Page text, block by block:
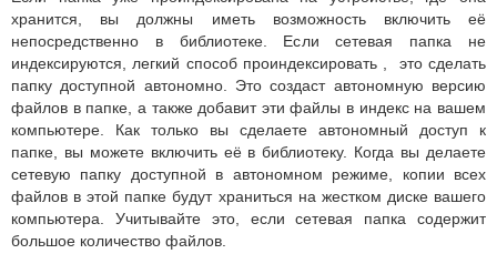
хранится, вы должны иметь возможность включить её
непосредственно в библиотеке. Если сетевая папка не
индексируются, легкий способ проиндексировать , это сделать
папку доступной автономно. Это создаст автономную версию
файлов в папке, а также добавит эти файлы в индекс на вашем
компьютере. Как только вы сделаете автономный доступ к
папке, вы можете включить её в библиотеку. Когда вы делаете
сетевую папку доступной в автономном режиме, копии всех
файлов в этой папке будут храниться на жестком диске вашего
компьютера. Учитывайте это, если сетевая папка содержит
большое количество файлов.